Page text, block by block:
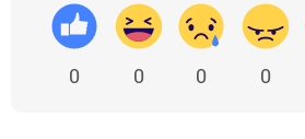
0 0 0 0